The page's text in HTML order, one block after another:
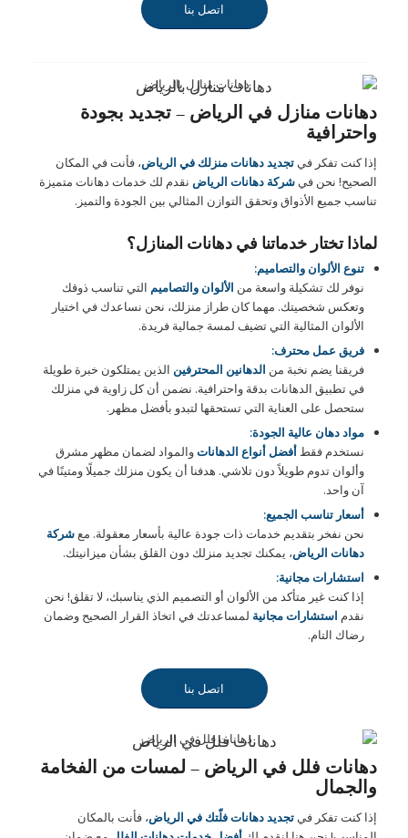
اتصل بنا
دهانات منازل بالرياض
دهانات منازل في الرياض – تجديد بجودة
واحترافية
إذا كنت تفكر في تجديد دهانات منزلك في الرياض، فأنت في المكان
الصحيح! نحن في شركة دهانات الرياض نقدم لك خدمات دهانات متميزة
تناسب جميع الأذواق وتحقق التوازن المثالي بين الجودة والتميز.
لماذا تختار خدماتنا في دهانات المنازل؟
تنوع الألوان والتصاميم:
نوفر لك تشكيلة واسعة من الألوان والتصاميم التي تناسب ذوقك
وتعكس شخصيتك. مهما كان طراز منزلك، نحن نساعدك في اختيار
الألوان المثالية التي تضيف لمسة جمالية فريدة.
فريق عمل محترف:
فريقنا يضم نخبة من الدهانين المحترفين الذين يمتلكون خبرة طويلة
في تطبيق الدهانات بدقة واحترافية. نضمن أن كل زاوية في منزلك
ستحصل على العناية التي تستحقها لتبدو بأفضل مظهر.
مواد دهان عالية الجودة:
نستخدم فقط أفضل أنواع الدهاناتوالمواد لضمان مظهر مشرق
وألوان تدوم طويلاً دون تلاشي. هدفنا أن يكون منزلك جميلًا ومتينًا في
آن واحد.
أسعار تناسب الجميع:
نحن نفخر بتقديم خدمات ذات جودة عالية بأسعار معقولة. مع شركة
دهانات الرياض، يمكنك تجديد منزلك دون القلق بشأن ميزانيتك.
استشارات مجانية:
إذا كنت غير متأكد من الألوان أو التصميم الذي يناسبك، لا تقلق! نحن
نقدم استشارات مجانية لمساعدتك في اتخاذ القرار الصحيح وضمان
رضاك التام.
اتصل بنا
دهانات فلل في الرياض
دهانات فلل في الرياض – لمسات من الفخامة
والجمال
إذا كنت تفكر في تجديد دهانات فلّتك في الرياض، فأنت بالمكان